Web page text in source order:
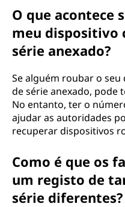
O que acontece
meu dispositivo
série anexado?
Se alguém roubar o
de série anexado, pode
No entanto, ter o
ajudar as autoridades
recuperar dispositivos
Como é que os
um registo de
série diferentes?